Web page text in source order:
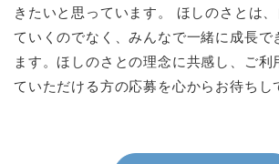
きたいと思っています。 ほしのさとは
ていくのでなく、みんなで一緒に成長で
ます。ほしのさとの理念に共感し、ご利
ていただける方の応募を心からお待ちし